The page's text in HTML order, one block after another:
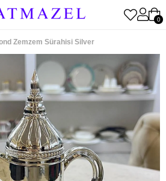
0
Zemzem Sürahisi Silver